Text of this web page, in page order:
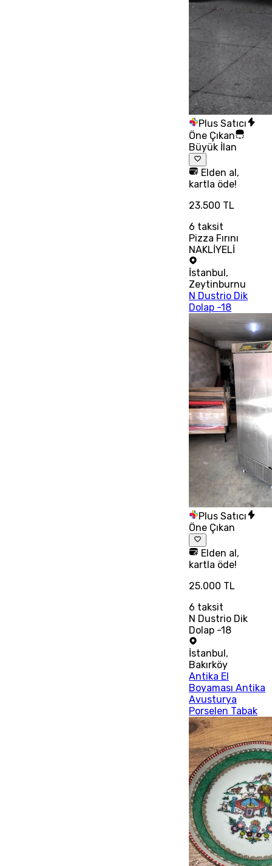
Plus Satıcı
Öne Çıkan
Büyük İlan
Elden al,
kartla öde!
23.500 TL
6 taksit
Pizza Fırını
NAKLİYELİ
İstanbul,
Zeytinburnu
N Dustrio Dik
Dolap -18
Plus Satıcı
Öne Çıkan
Elden al,
kartla öde!
25.000 TL
6 taksit
N Dustrio Dik
Dolap -18
İstanbul ,
Bakırköy
Antika El
Boyaması Antika
Avusturya
Porselen Tabak